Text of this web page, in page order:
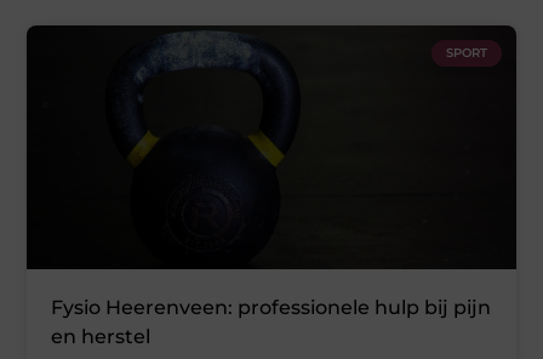
SPORT
Fysio Heerenveen: professionele hulp bij pijn
en herstel